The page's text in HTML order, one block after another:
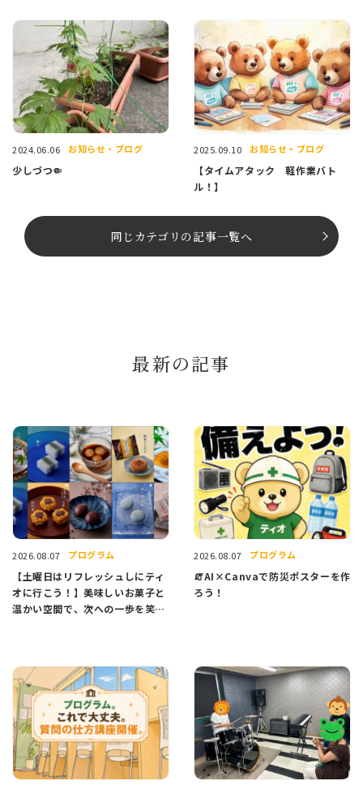
2024.06.06 お知らせ・ブログ
少しづつ🤏
2025.09.10 お知らせ・ブログ
【タイムアタック 軽作業バト
ル！】
同じカテゴリの記事⼀覧へ
最新の記事
2026.08.07 プログラム
【土曜日はリフレッシュしにティ
オに行こう！】美味しいお菓子と
温かい空間で、次への一歩を笑顔
2026.08.07 プログラム
🧯AI×Canvaで防災ポスターを作
ろう！